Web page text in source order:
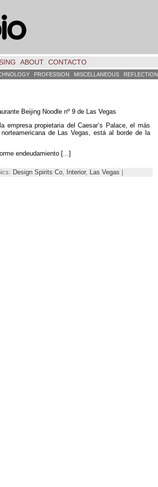
ABOUT CONTACTO
PROFESSION MISCELLANEOUS REFLECTION
Beijing Noodle nº 9 de Las Vegas
empresa propietaria del Caesar’s Palace,el más
de Las Vegas ,está al borde de la
endeudamiento [...]
Design Spirits Co Interior, Las Vegas